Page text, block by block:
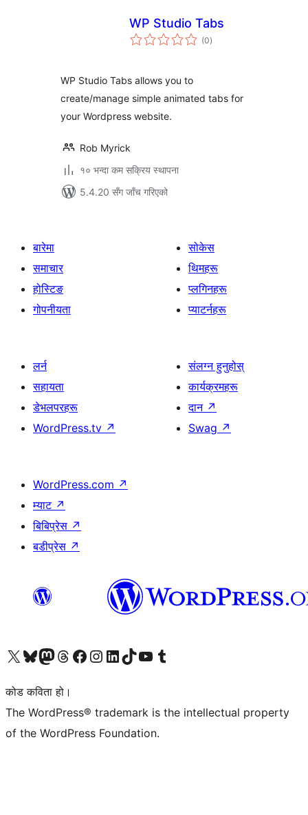
WP Studio Tabs
(0कुल
रेटिङ्गहरू
)
WP Studio Tabs allows you to
create/manage simple animated tabs for
your Wordpress website.
Rob Myrick
१० भन्दा कम सक्रिय स्थापना
5.4.20 सँग जाँच गरिएको
बारेमा
समाचार
होस्टिङ
गोपनीयता
सोकेस
थिमहरू
प्लगिनहरू
प्याटर्नहरू
लर्न
सहायता
डेभलपरहरू
WordPress.tv ↗
संलग्न हुनुहोस्
कार्यक्रमहरू
दान ↗
Swag ↗
WordPress.com ↗
म्याट ↗
बिबिप्रेस ↗
बडीप्रेस ↗
हाम्रो X (पहिले ट्विटर) खातामा जानुहोस्
हाम्रो Bluesky खाता भ्रमण गर्नुहोस्
हाम्रो म्यास्टोडन खाता भ्रमण गर्नुहोस्
हाम्रो थ्रेड्स खातामा जानुहोस्
हाम्रो फेसबुक पेजमा जानुहोस्
हाम्रो इन्स्टाग्राम खातामा जानुहोस्
हाम्रो लिङ्क्डइन खातामा जानुहोस्
हाम्रो TikTok खाता भ्रमण गर्नुहोस्
हाम्रो युट्युब च्यानलमा जानुहोस्
हाम्रो टम्बलर खाता भ्रमण गर्नुहोस्
कोड कविता हो।
The WordPress® trademark is the intellectual property
of the WordPress Foundation.